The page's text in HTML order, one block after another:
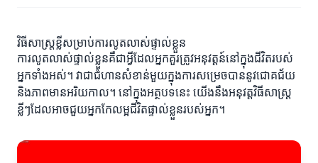
វិធីសាស្ត្រខ្លីសម្រាប់ការលូតលាស់ផ្ទាល់ខ្លួន
ការលូតលាស់ផ្ទាល់ខ្លួនគឺជាអ្វីដែលអ្នកគួរត្រូវអនុវត្តន៍នៅក្នុងជីវិតរបស់
អ្នកទាំងអស់។ វាជាជំហានសំខាន់មួយក្នុងការសម្រេចបាននូវជោគជ័យ
និងភាពមានអរិយកាល។ នៅក្នុងអត្ថបទនេះ យើងនឹងអនុវត្តវិធីសាស្ត្រ
ខ្លីៗដែលអាចជួយអ្នកកែលម្អជីវិតផ្ទាល់ខ្លួនរបស់អ្នក។